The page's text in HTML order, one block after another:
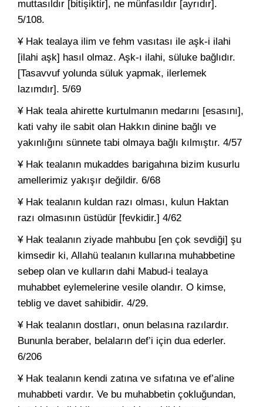
muttasıldır [bitişiktir], ne münfasıldır [ayrıdır].
5/108.
¥ Hak tealaya ilim ve fehm vasıtası ile aşk-i ilahi
[ilahi aşk] hasıl olmaz. Aşk-ı ilahi, süluke bağlıdır.
[Tasavvuf yolunda süluk yapmak, ilerlemek
lazımdır]. 5/69
¥ Hak teala ahirette kurtulmanın medarını [esasını],
kati vahy ile sabit olan Hakkın dinine bağlı ve
yakınlığını sünnete tabi olmaya bağlı kılmıştır. 4/57
¥ Hak tealanın mukaddes barigahına bizim kusurlu
amellerimiz yakışır değildir. 6/68
¥ Hak tealanın kuldan razı olması, kulun Haktan
razı olmasının üstüdür [fevkidir.] 4/62
¥ Hak tealanın ziyade mahbubu [en çok sevdiği] şu
kimsedir ki, Allahü tealanın kullarına muhabbetine
sebep olan ve kulların dahi Mabud-i tealaya
muhabbet eylemelerine vesile olandır. O kimse,
teblig ve davet sahibidir. 4/29.
¥ Hak tealanın dostları, onun belasına razılardır.
Bununla beraber, belaların def’i için dua ederler.
6/206
¥ Hak tealanın kendi zatına ve sıfatına ve ef’aline
muhabbeti vardır. Ve bu muhabbetin çokluğundan,